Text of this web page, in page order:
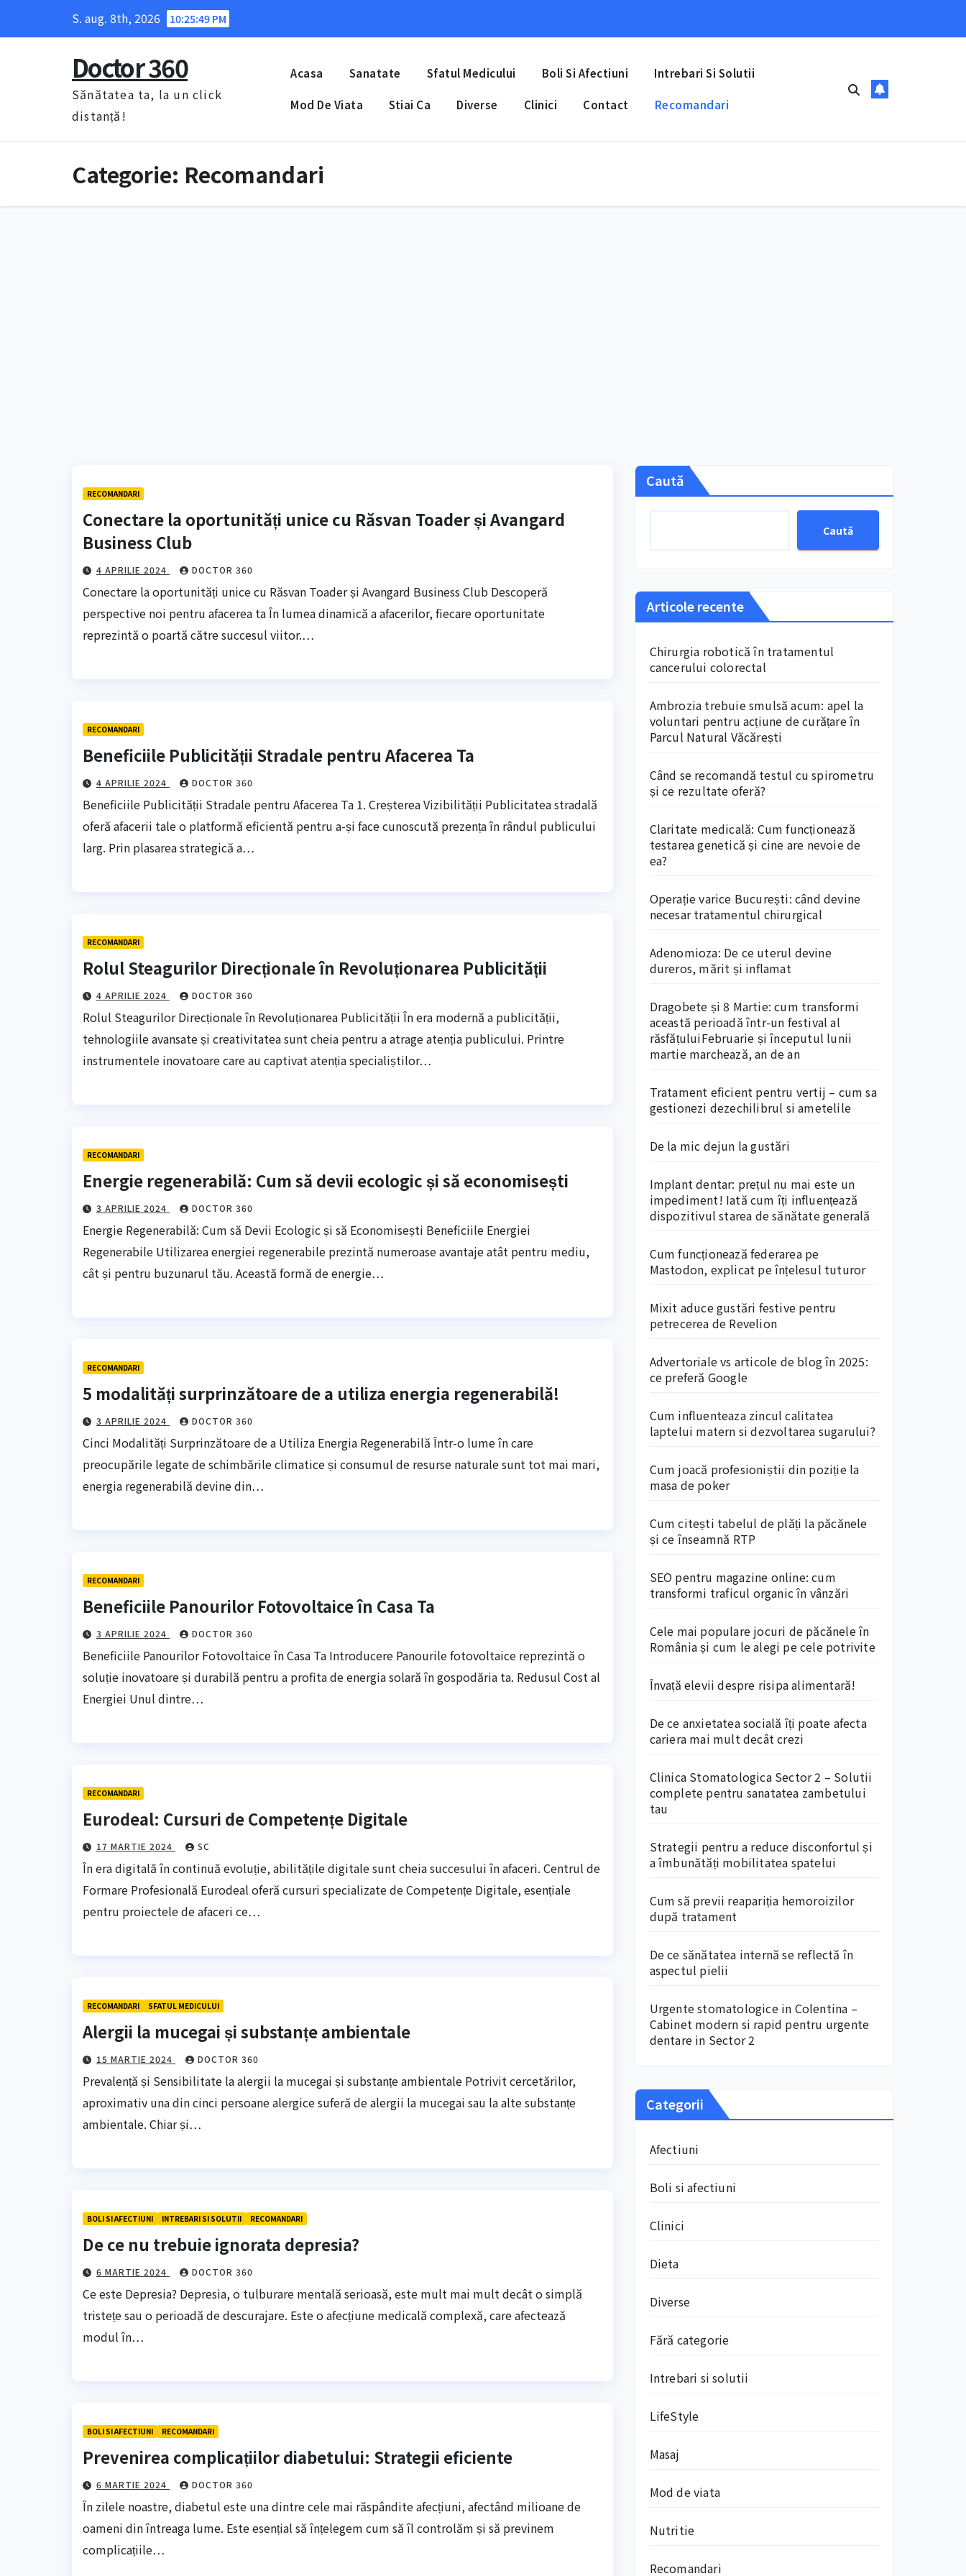
S. aug. 8th, 2026 10:25:49 PM
Doctor 360
Sănătatea ta, la un click
distanță!
Acasa Sanatate Sfatul Medicului Boli Si Afectiuni Intrebari Si Solutii
Mod De Viata Stiai Ca Diverse Clinici Contact Recomandari
Categorie: Recomandari
RECOMANDARI
Conectare la oportunități unice cu Răsvan Toader și Avangard
Business Club
4 APRILIE 2024 DOCTOR 360
Conectare la oportunități unice cu Răsvan Toader și Avangard Business Club Descoperă
perspective noi pentru afacerea ta În lumea dinamică a afacerilor, fiecare oportunitate
reprezintă o poartă către succesul viitor.…
RECOMANDARI
Beneficiile Publicității Stradale pentru Afacerea Ta
4 APRILIE 2024 DOCTOR 360
Beneficiile Publicității Stradale pentru Afacerea Ta 1. Creșterea Vizibilității Publicitatea stradală
oferă afacerii tale o platformă eficientă pentru a-și face cunoscută prezența în rândul publicului
larg. Prin plasarea strategică a…
RECOMANDARI
Rolul Steagurilor Direcționale în Revoluționarea Publicității
4 APRILIE 2024 DOCTOR 360
Rolul Steagurilor Direcționale în Revoluționarea Publicității În era modernă a publicității,
tehnologiile avansate și creativitatea sunt cheia pentru a atrage atenția publicului. Printre
instrumentele inovatoare care au captivat atenția specialiștilor…
RECOMANDARI
Energie regenerabilă: Cum să devii ecologic și să economisești
3 APRILIE 2024 DOCTOR 360
Energie Regenerabilă: Cum să Devii Ecologic și să Economisești Beneficiile Energiei
Regenerabile Utilizarea energiei regenerabile prezintă numeroase avantaje atât pentru mediu,
cât și pentru buzunarul tău. Această formă de energie…
RECOMANDARI
5 modalități surprinzătoare de a utiliza energia regenerabilă!
3 APRILIE 2024 DOCTOR 360
Cinci Modalități Surprinzătoare de a Utiliza Energia Regenerabilă Într-o lume în care
preocupările legate de schimbările climatice și consumul de resurse naturale sunt tot mai mari,
energia regenerabilă devine din…
RECOMANDARI
Beneficiile Panourilor Fotovoltaice în Casa Ta
3 APRILIE 2024 DOCTOR 360
Beneficiile Panourilor Fotovoltaice în Casa Ta Introducere Panourile fotovoltaice reprezintă o
soluție inovatoare și durabilă pentru a profita de energia solară în gospodăria ta. Redusul Cost al
Energiei Unul dintre…
RECOMANDARI
Eurodeal: Cursuri de Competențe Digitale
17 MARTIE 2024 SC
În era digitală în continuă evoluție, abilitățile digitale sunt cheia succesului în afaceri. Centrul de
Formare Profesională Eurodeal oferă cursuri specializate de Competențe Digitale, esențiale
pentru proiectele de afaceri ce…
RECOMANDARI SFATUL MEDICULUI
Alergii la mucegai și substanțe ambientale
15 MARTIE 2024 DOCTOR 360
Prevalență și Sensibilitate la alergii la mucegai și substanțe ambientale Potrivit cercetărilor,
aproximativ una din cinci persoane alergice suferă de alergii la mucegai sau la alte substanțe
ambientale. Chiar și…
BOLI SI AFECTIUNI INTREBARI SI SOLUTII RECOMANDARI
De ce nu trebuie ignorata depresia?
6 MARTIE 2024 DOCTOR 360
Ce este Depresia? Depresia, o tulburare mentală serioasă, este mult mai mult decât o simplă
tristețe sau o perioadă de descurajare. Este o afecțiune medicală complexă, care afectează
modul în…
BOLI SI AFECTIUNI RECOMANDARI
Prevenirea complicațiilor diabetului: Strategii eficiente
6 MARTIE 2024 DOCTOR 360
În zilele noastre, diabetul este una dintre cele mai răspândite afecțiuni, afectând milioane de
oameni din întreaga lume. Este esențial să înțelegem cum să îl controlăm și să previnem
complicațiile…
Caută
Caută
Articole recente
Chirurgia robotică în tratamentul
cancerului colorectal
Ambrozia trebuie smulsă acum: apel la
voluntari pentru acțiune de curățare în
Parcul Natural Văcărești
Când se recomandă testul cu spirometru
și ce rezultate oferă?
Claritate medicală: Cum funcționează
testarea genetică și cine are nevoie de
ea?
Operație varice București: când devine
necesar tratamentul chirurgical
Adenomioza: De ce uterul devine
dureros, mărit și inflamat
Dragobete și 8 Martie: cum transformi
această perioadă într-un festival al
răsfățuluiFebruarie și începutul lunii
martie marchează, an de an
Tratament eficient pentru vertij – cum sa
gestionezi dezechilibrul si ametelile
De la mic dejun la gustări
Implant dentar: prețul nu mai este un
impediment! Iată cum îți influențează
dispozitivul starea de sănătate generală
Cum funcționează federarea pe
Mastodon, explicat pe înțelesul tuturor
Mixit aduce gustări festive pentru
petrecerea de Revelion
Advertoriale vs articole de blog în 2025:
ce preferă Google
Cum influenteaza zincul calitatea
laptelui matern si dezvoltarea sugarului?
Cum joacă profesioniștii din poziție la
masa de poker
Cum citești tabelul de plăți la păcănele
și ce înseamnă RTP
SEO pentru magazine online: cum
transformi traficul organic în vânzări
Cele mai populare jocuri de păcănele în
România și cum le alegi pe cele potrivite
Învață elevii despre risipa alimentară!
De ce anxietatea socială îți poate afecta
cariera mai mult decât crezi
Clinica Stomatologica Sector 2 – Solutii
complete pentru sanatatea zambetului
tau
Strategii pentru a reduce disconfortul și
a îmbunătăți mobilitatea spatelui
Cum să previi reapariția hemoroizilor
după tratament
De ce sănătatea internă se reflectă în
aspectul pielii
Urgente stomatologice in Colentina –
Cabinet modern si rapid pentru urgente
dentare in Sector 2
Categorii
Afectiuni
Boli si afectiuni
Clinici
Dieta
Diverse
Fără categorie
Intrebari si solutii
LifeStyle
Masaj
Mod de viata
Nutritie
Recomandari